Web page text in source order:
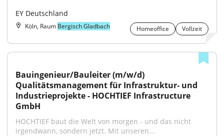
EY Deutschland
Köln, Raum Bergisch Gladbach Homeoffice Vollzeit
Bauingenieur/Bauleiter (m/w/d)
Qualitätsmanagement für Infrastruktur- und
Industrieprojekte - HOCHTIEF Infrastructure
GmbH
HOCHTIEF baut die Welt von morgen - und das nicht
irgendwann, sondern jetzt. Mit unseren...